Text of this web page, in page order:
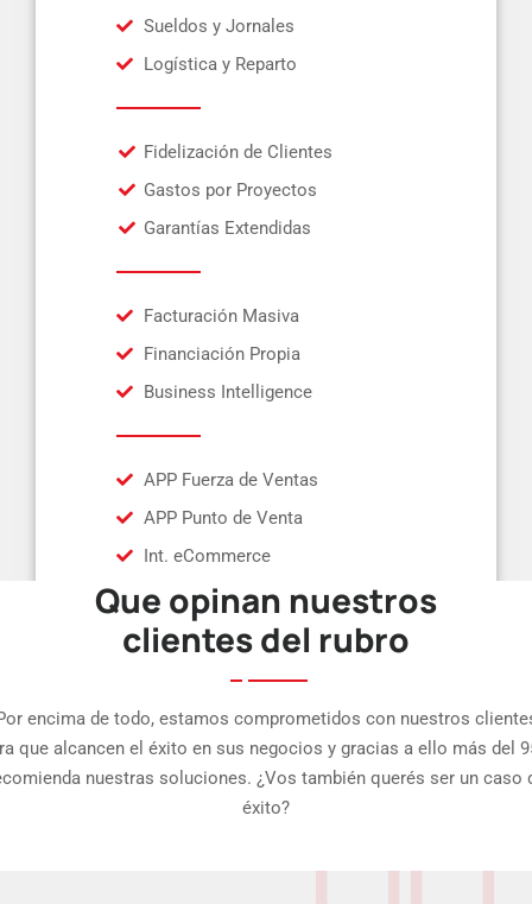
Sueldos y Jornales
Logística y Reparto
Fidelización de Clientes
Gastos por Proyectos
Garantías Extendidas
Facturación Masiva
Financiación Propia
Business Intelligence
APP Fuerza de Ventas
APP Punto de Venta
Int. eCommerce
Que opinan nuestros
clientes del rubro
encima de todo, estamos comprometidos con nuestros
que alcancen el éxito en sus negocios y gracias a ello más del
nuestras soluciones. ¿Vos también querés ser un caso
éxito?